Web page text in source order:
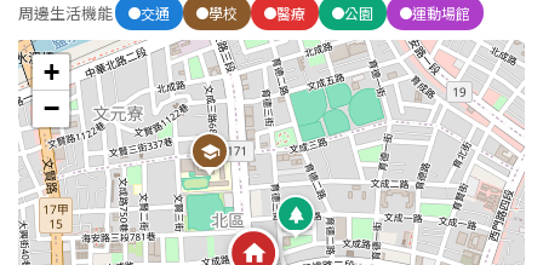
格局
不拘
1房
2房 3房
4房 5房以上
周邊生活機能 交通 學校 醫療 公園 運動場館
+
−